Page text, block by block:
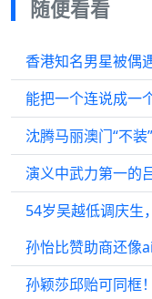
随便看看
能把一个连说成一
孙怡比赞助商还像ai